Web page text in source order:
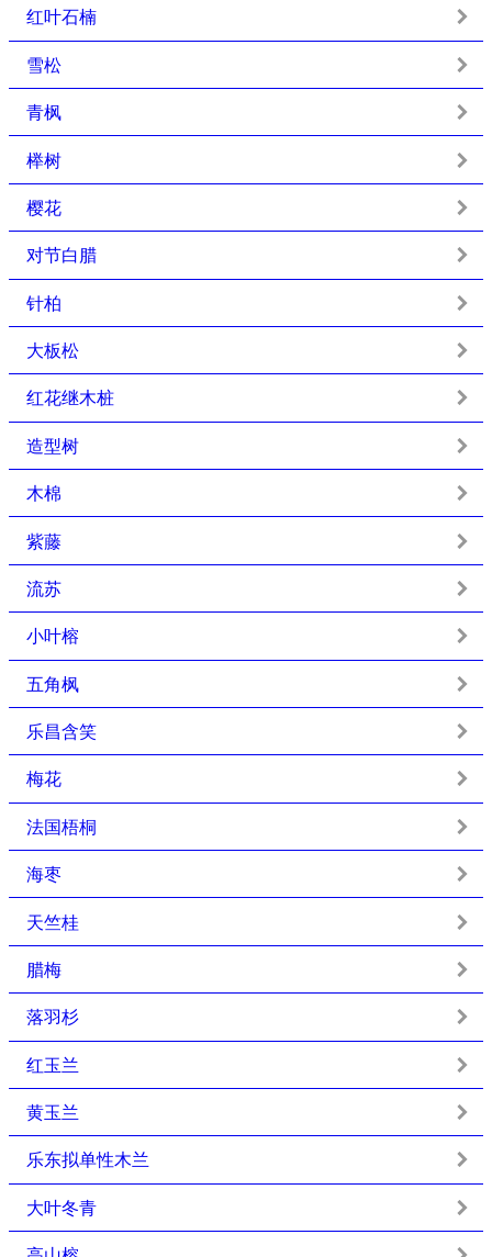
红叶石楠
雪松
青枫
榉树
樱花
对节白腊
针柏
大板松
红花继木桩
造型树
木棉
紫藤
流苏
小叶榕
五角枫
乐昌含笑
梅花
法国梧桐
海枣
天竺桂
腊梅
落羽杉
红玉兰
黄玉兰
乐东拟单性木兰
大叶冬青